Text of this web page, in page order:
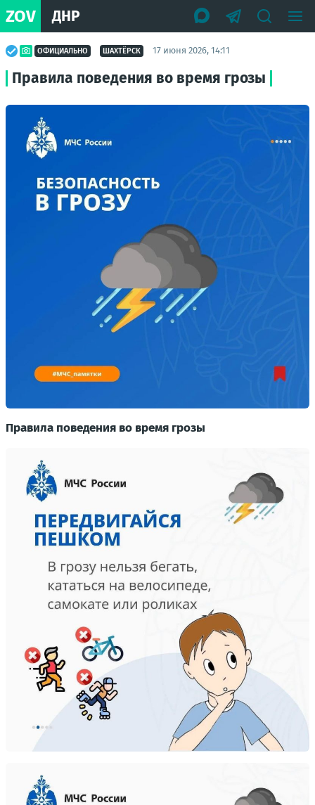
ZOV ДНР
ОФИЦИАЛЬНО ШАХТЁРСК 17 июня 2026, 14:11
Правила поведения во время грозы
Правила поведения во время грозы